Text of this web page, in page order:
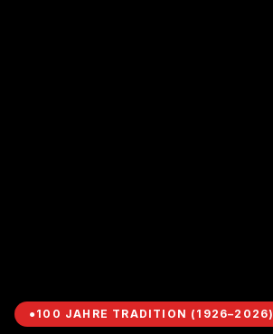
●100 JAHRE TRADITION (1926–2026)